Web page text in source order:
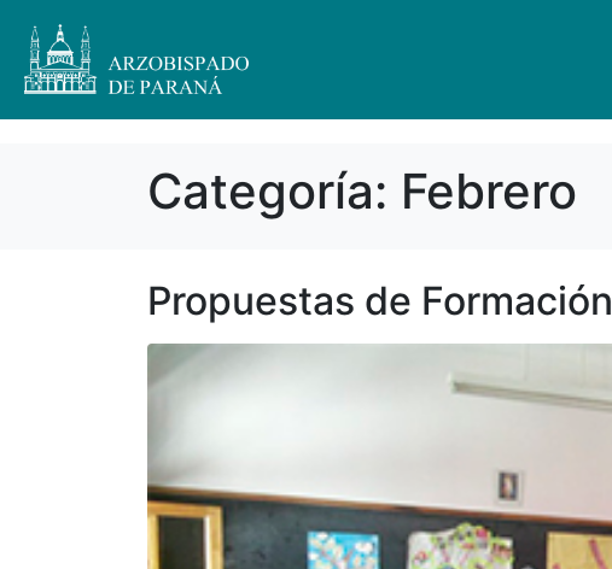
Categoría: Febrero
Propuestas de Formación